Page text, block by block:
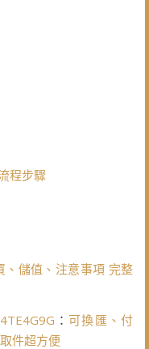
程步驟
、儲值、注意事項 完整
：可換匯、付
件超方便